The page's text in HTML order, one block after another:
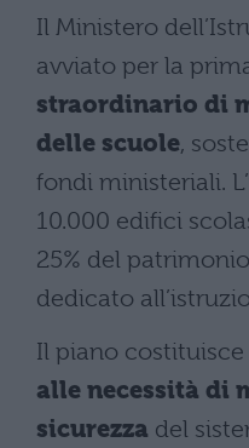
Il Ministero
avviato per la
straordinario di
delle scuole,
fondi ministeriali.
10.000 edifici
25% del
dedicato
Il piano costituisce
alle necessità di
sicurezza del